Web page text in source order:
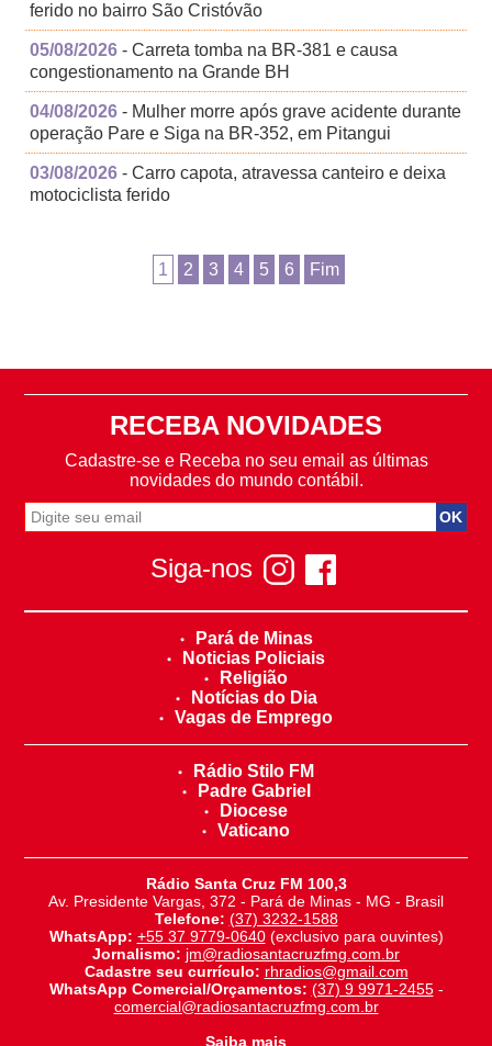
ferido no bairro São Cristóvão
05/08/2026 - Carreta tomba na BR-381 e causa
congestionamento na Grande BH
04/08/2026 - Mulher morre após grave acidente durante
operação Pare e Siga na BR-352, em Pitangui
03/08/2026 - Carro capota, atravessa canteiro e deixa
motociclista ferido
1 2 3 4 5 6 Fim
RECEBA NOVIDADES
Cadastre-se e Receba no seu email as últimas
novidades do mundo contábil.
Siga-nos
Pará de Minas
Noticias Policiais
Religião
Notícias do Dia
Vagas de Emprego
Rádio Stilo FM
Padre Gabriel
Diocese
Vaticano
Rádio Santa Cruz FM 100,3
Av. Presidente Vargas, 372 - Pará de Minas - MG - Brasil
Telefone: (37) 3232-1588
WhatsApp: +55 37 9779-0640(exclusivo para ouvintes)
Jornalismo: jm@radiosantacruzfmg.com.br
Cadastre seu currículo: rhradios@gmail.com
WhatsApp Comercial/Orçamentos: (37) 9 9971-2455-
comercial@radiosantacruzfmg.com.br
Saiba mais